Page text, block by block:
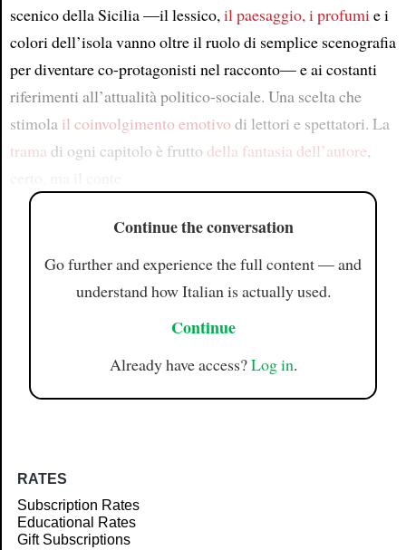
scenico della Sicilia —il lessico,il paesaggio, i profumie i
colori dell’isola vanno oltre il ruolo di semplice scenografia
per diventare co-protagonisti nel racconto— e ai costanti
riferimenti all’attualità politico-sociale. Una scelta che
stimola il coinvolgimento emotivo di lettori e spettatori. La
trama di ogni capitolo è frutto della fantasia dell’autore,
Continue the conversation
Go further and experience the full content — and
understand how Italian is actually used.
Continue
Already have access?Log in.
RATES
Subscription Rates
Educational Rates
Gift Subscriptions